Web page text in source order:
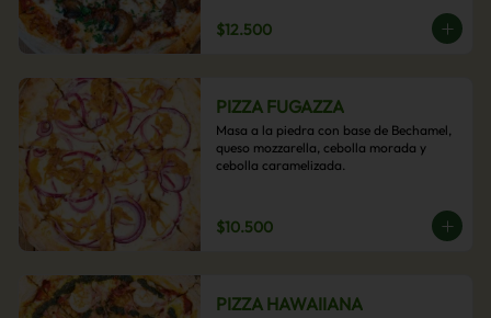
$12.500
PIZZA FUGAZZA
Masa a la piedra con base de Bechamel,
queso mozzarella, cebolla morada y
cebolla caramelizada.
$10.500
PIZZA HAWAIIANA